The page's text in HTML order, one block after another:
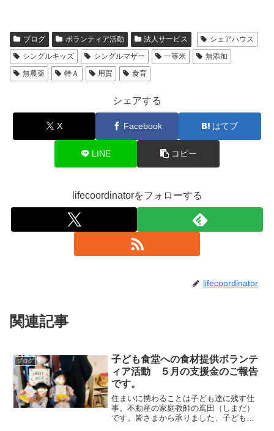
ブログ ボランティア活動 法人サービス
シェアハウス
シングルキッズ
シングルマザー 一等米
無添加
無農薬
特Ａ 用賀 食育
シェアする
X Facebook はてブ
LINE コピー
lifecoordinatorをフォローする
lifecoordinator
関連記事
ブログ
子ども食堂への食材提供ボランテ
ィア活動 ５月の支援金のご報告
です。
住まいに携わることは子ども達に残す仕
事。不動産の家庭教師の嶌田（しまだ）
です。皆さまから承りました、子ども食